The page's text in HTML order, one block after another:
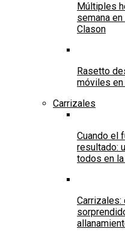
Múltiples
semana
Clason
Rasetto
móviles en
Carrizales
Cuando el
resultado:
todos en